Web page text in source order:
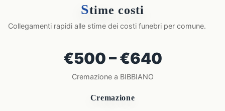
Stime costi
Collegamenti rapidi alle stime dei costi funebri per comune.
€500 – €640
Cremazione a BIBBIANO
Cremazione